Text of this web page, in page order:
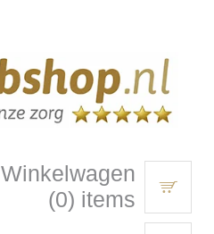
Winkelwagen
(0) items